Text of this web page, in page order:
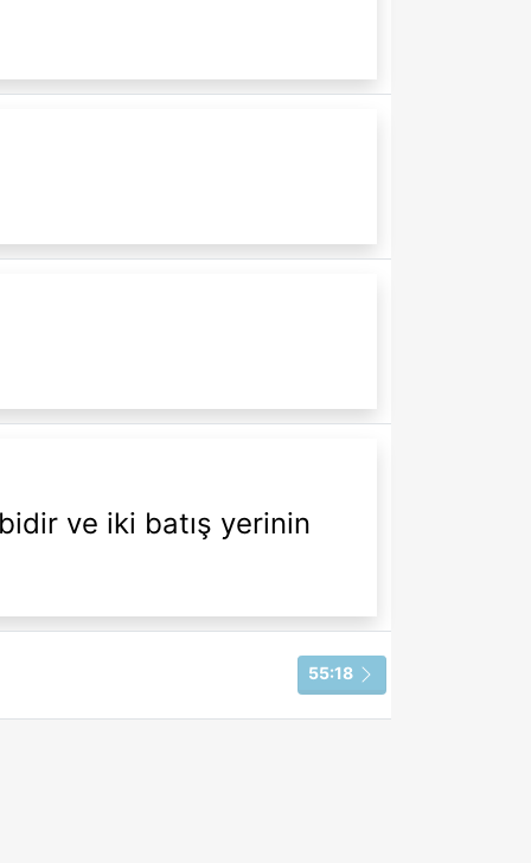
ve iki batış yerinin
55:18